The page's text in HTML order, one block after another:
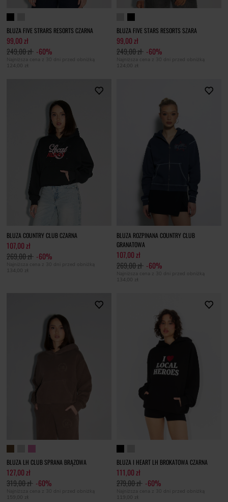
BLUZA FIVE STRARS RESORTS CZARNA
99,00 zł
249,00 zł -60%
Najniższa cena z 30 dni przed obniżką
124,00 zł
BLUZA FIVE STARS RESORTS SZARA
99,00 zł
249,00 zł -60%
Najniższa cena z 30 dni przed obniżką
124,00 zł
BLUZA COUNTRY CLUB CZARNA
107,00 zł
269,00 zł -60%
Najniższa cena z 30 dni przed obniżką
134,00 zł
BLUZA ROZPINANA COUNTRY CLUB
GRANATOWA
107,00 zł
269,00 zł -60%
Najniższa cena z 30 dni przed obniżką
134,00 zł
BLUZA LH CLUB SPRANA BRĄZOWA
127,00 zł
319,00 zł -60%
Najniższa cena z 30 dni przed obniżką
159,00 zł
BLUZA I HEART LH BROKATOWA CZARNA
111,00 zł
279,00 zł -60%
Najniższa cena z 30 dni przed obniżką
119,00 zł